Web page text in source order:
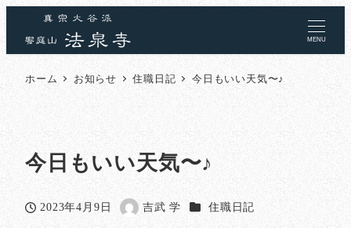
MENU
ホーム お知らせ 住職日記 今日もいい天気〜♪
今日もいい天気〜♪
投稿日
2023年4月9日
著
吉武 学 カテゴリー
住職日記